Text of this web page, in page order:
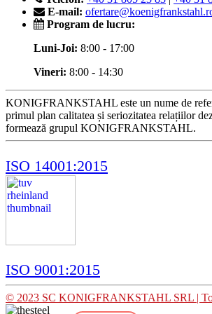
E-mail:
Program de lucru:
Luni-Joi: 8:00 - 17:00
Vineri: 8:00 - 14:30
KONIGFRANKSTAHL este un nume de
primul plan calitatea și seriozitatea relațiilor
formează grupul KONIGFRANKSTAHL.
ISO 14001:2015
ISO 9001:2015
© 2023 SC KONIGFRANKSTAHL SRL |